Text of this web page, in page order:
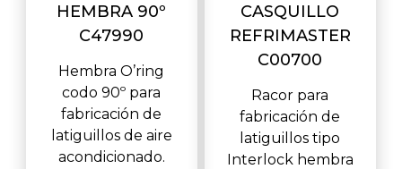
HEMBRA 90º
C47990
Hembra O’ring
codo 90º para
fabricación de
latiguillos de aire
acondicionado.
CASQUILLO
REFRIMASTER
C00700
Racor para
fabricación de
latiguillos tipo
Interlock hembra